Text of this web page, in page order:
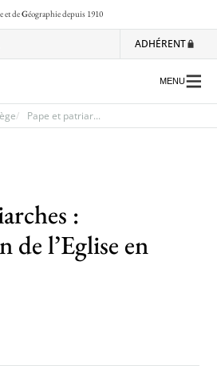
et deGéographiedepuis 1910
ADHÉRENT
nationaux
et motions
dans la presse
MENU
Pape et patriar...
:
de l’Eglise en